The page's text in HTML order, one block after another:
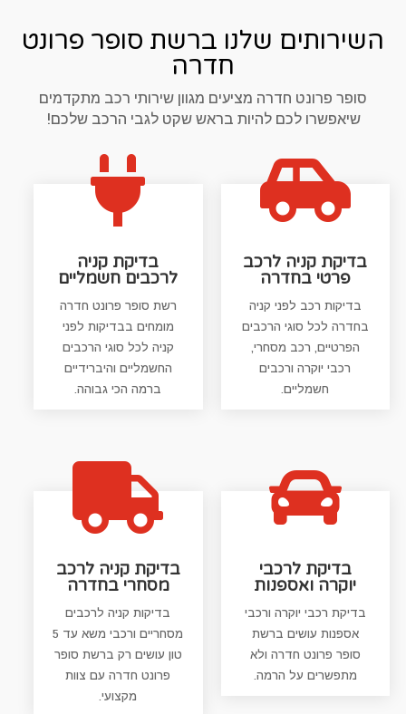
השירותים שלנו ברשת סופר פרונט
חדרה
סופר פרונט חדרה מציעים מגוון שירותי רכב מתקדמים
שיאפשרו לכם להיות בראש שקט לגבי הרכב שלכם!

בדיקת קניה לרכב
מסחרי בחדרה
בדיקות קניה לרכבים
מסחריים ורכבי משא עד 5
טון עושים רק ברשת סופר
פרונט חדרה עם צוות
מקצועי.

בדיקת לרכבי
יוקרה ואספנות
בדיקת רכבי יוקרה ורכבי
אספנות עושים ברשת
סופר פרונט חדרה ולא
מתפשרים על הרמה.

בדיקת קניה
לרכבים חשמליים
רשת סופר פרונט חדרה
מומחים בבדיקות לפני
קניה לכל סוגי הרכבים
החשמליים והיברידיים
ברמה הכי גבוהה.

בדיקת קניה לרכב
פרטי בחדרה
בדיקות רכב לפני קניה
בחדרה לכל סוגי הרכבים
הפרטיים, רכב מסחרי,
רכבי יוקרה ורכבים
חשמליים.